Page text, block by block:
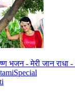
भजन - मेरी जान राधा